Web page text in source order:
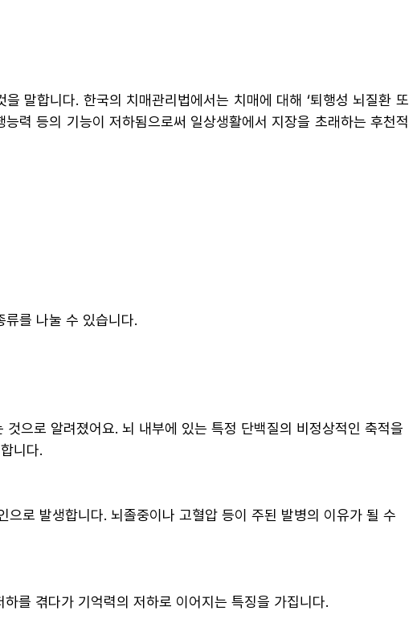
말합니다. 한국의 치매관리법에서는 치매에 대해 ‘퇴행성 뇌질환 또
력 등의 기능이 저하됨으로써 일상생활에서 지장을 초래하는 후천적
를 나눌 수 있습니다.
으로 알려졌어요. 뇌 내부에 있는 특정 단백질의 비정상적인 축적을
니다.
로 발생합니다. 뇌졸중이나 고혈압 등이 주된 발병의 이유가 될 수
를 겪다가 기억력의 저하로 이어지는 특징을 가집니다.